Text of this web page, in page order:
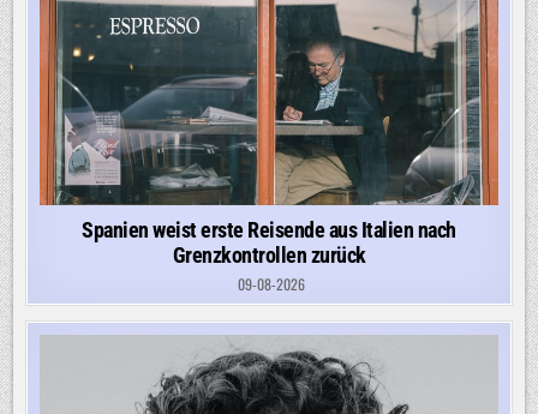
Spanien weist erste Reisende aus Italien nach
Grenzkontrollen zurück
09-08-2026